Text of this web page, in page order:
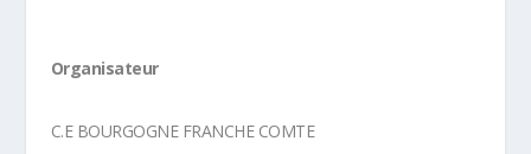
Organisateur
C.E BOURGOGNE FRANCHE COMTE